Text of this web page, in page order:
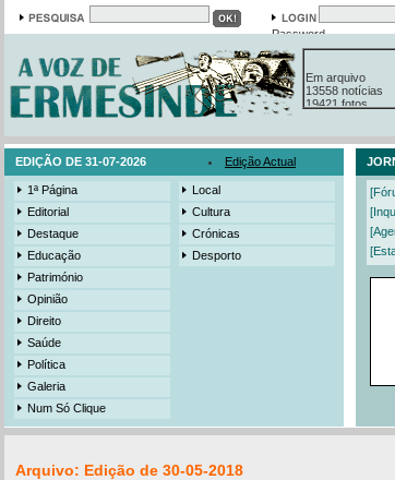
Password
13558 notícias
19421 fotos
385 edições
EDIÇÃO DE 31-07-2026 Edição Actual
1ª Página
Editorial
Destaque
Educação
Património
Opinião
Direito
Saúde
Política
Galeria
Num Só Clique
Local
Cultura
Crónicas
Desporto
Arquivo: Edição de 30-05-2018